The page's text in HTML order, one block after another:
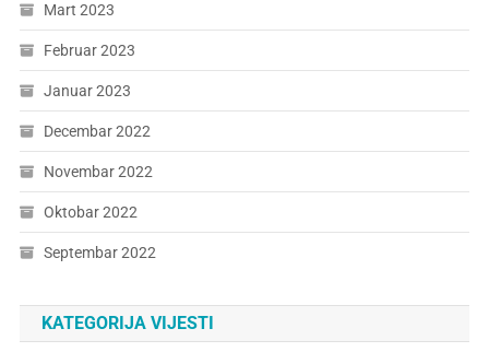
Mart 2023
Februar 2023
Januar 2023
Decembar 2022
Novembar 2022
Oktobar 2022
Septembar 2022
KATEGORIJA VIJESTI